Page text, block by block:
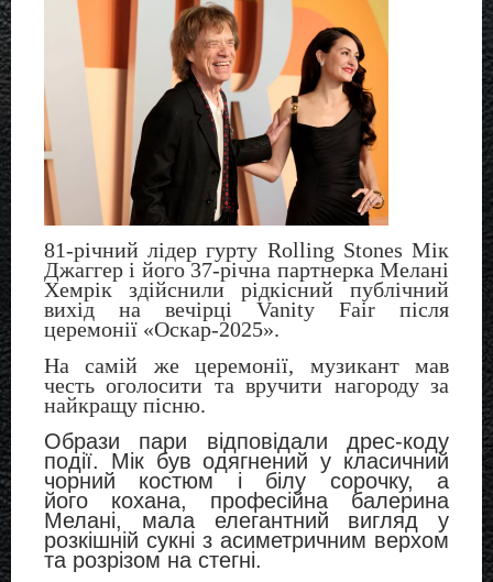
81-річний лідер гурту Rolling Stones Мік
Джаггер і його 37-річна партнерка Мелані
Хемрік здійснили рідкісний публічний
вихід на вечірці Vanity Fair після
церемонії «Оскар-2025».
На самій же церемонії, музикант мав
честь оголосити та вручити нагороду за
найкращу пісню.
Образи пари відповідали дрес-коду
події. Мік був одягнений у класичний
чорний костюм і білу сорочку, а
його кохана, професійна балерина
Мелані, мала елегантний вигляд у
розкішній сукні з асиметричним верхом
та розрізом на стегні.